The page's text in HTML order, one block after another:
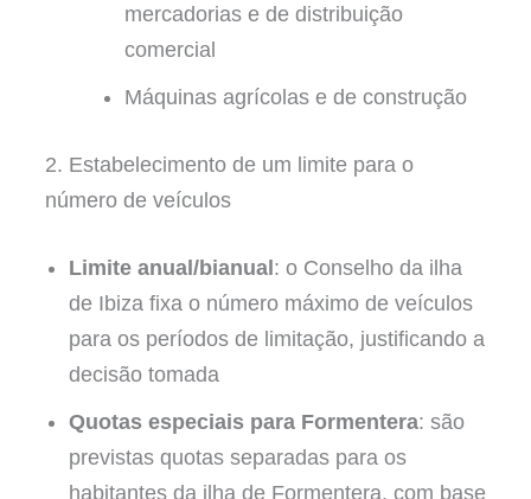
mercadorias e de distribuição
comercial
Máquinas agrícolas e de construção
2. Estabelecimento de um limite para o
número de veículos
Limite anual/bianual: o Conselho da ilha
de Ibiza fixa o número máximo de veículos
para os períodos de limitação, justificando a
decisão tomada
Quotas especiais para Formentera: são
previstas quotas separadas para os
habitantes da ilha de Formentera, com base